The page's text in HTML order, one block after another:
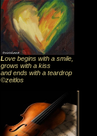
Love begins with a smile,
grows with a kiss
and ends with a teardrop
©zeitlos